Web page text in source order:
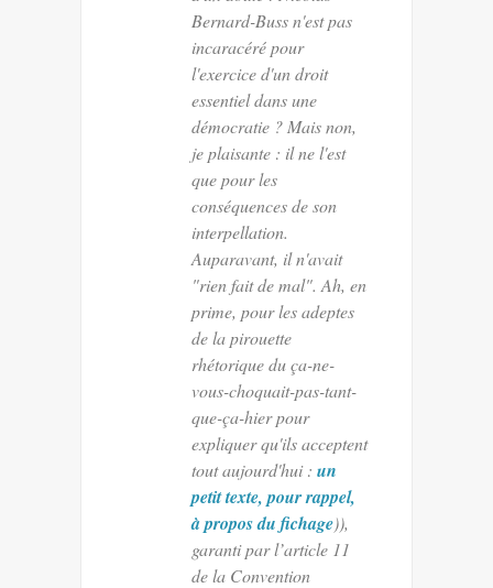
Bernard-Buss n'est pas
incaracéré pour
l'exercice d'un droit
essentiel dans une
démocratie ? Mais non,
je plaisante : il ne l'est
que pour les
conséquences de son
interpellation.
Auparavant, il n'avait
"rien fait de mal". Ah, en
prime, pour les adeptes
de la pirouette
rhétorique du ça-ne-
vous-choquait-pas-tant-
que-ça-hier pour
expliquer qu'ils acceptent
tout aujourd'hui : un
petit texte, pour rappel,
à propos du fichage)),
garanti par l’article 11
de la Convention